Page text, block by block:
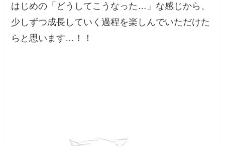
はじめの「どうしてこうなった…」な感じから、
少しずつ成長していく過程を楽しんでいただけた
らと思います…！！